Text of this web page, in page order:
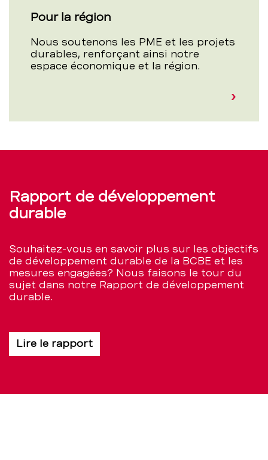
Pour la région
Nous soutenons les PME et les projets
durables, renforçant ainsi notre
espace économique et la région.
Rapport de développement
durable
Souhaitez-vous en savoir plus sur les objectifs
de développement durable de la BCBE et les
mesures engagées? Nous faisons le tour du
sujet dans notre Rapport de développement
durable.
Lire le rapport